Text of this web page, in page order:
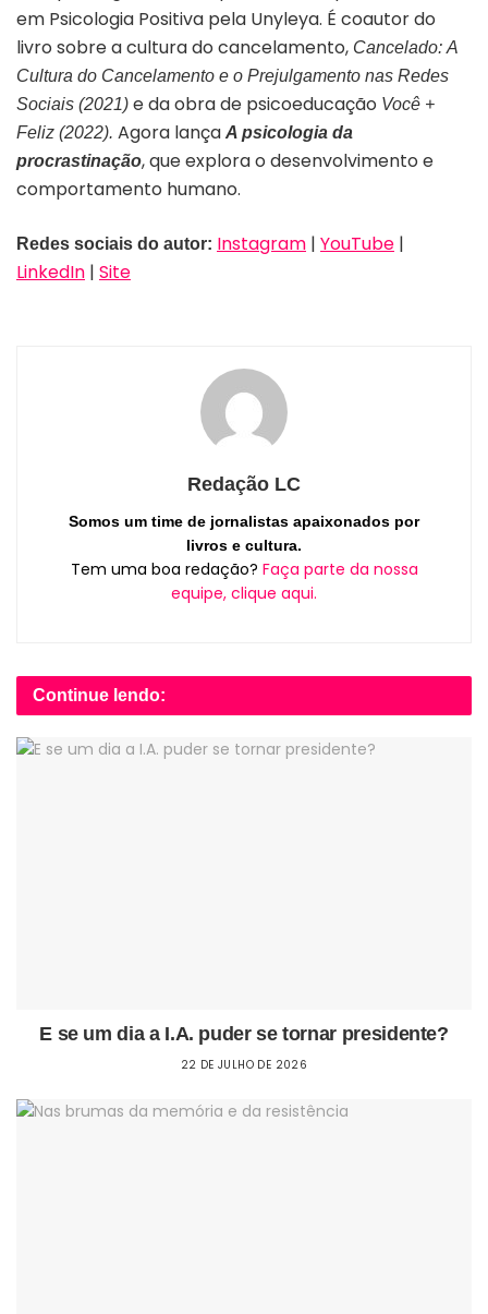
em Psicologia Positiva pela Unyleya. É coautor do
livro sobre a cultura do cancelamento, Cancelado: A
Cultura do Cancelamento e o Prejulgamento nas Redes
Sociais (2021) e da obra de psicoeducação Você +
Feliz (2022). Agora lança A psicologia da
procrastinação, que explora o desenvolvimento e
comportamento humano.
Redes sociais do autor: Instagram | YouTube |
LinkedIn | Site
Redação LC
Somos um time de jornalistas apaixonados por
livros e cultura.
Tem uma boa redação? Faça parte da nossa
equipe, clique aqui.
Continue lendo:
E se um dia a I.A. puder se tornar presidente?
22 DE JULHO DE 2026